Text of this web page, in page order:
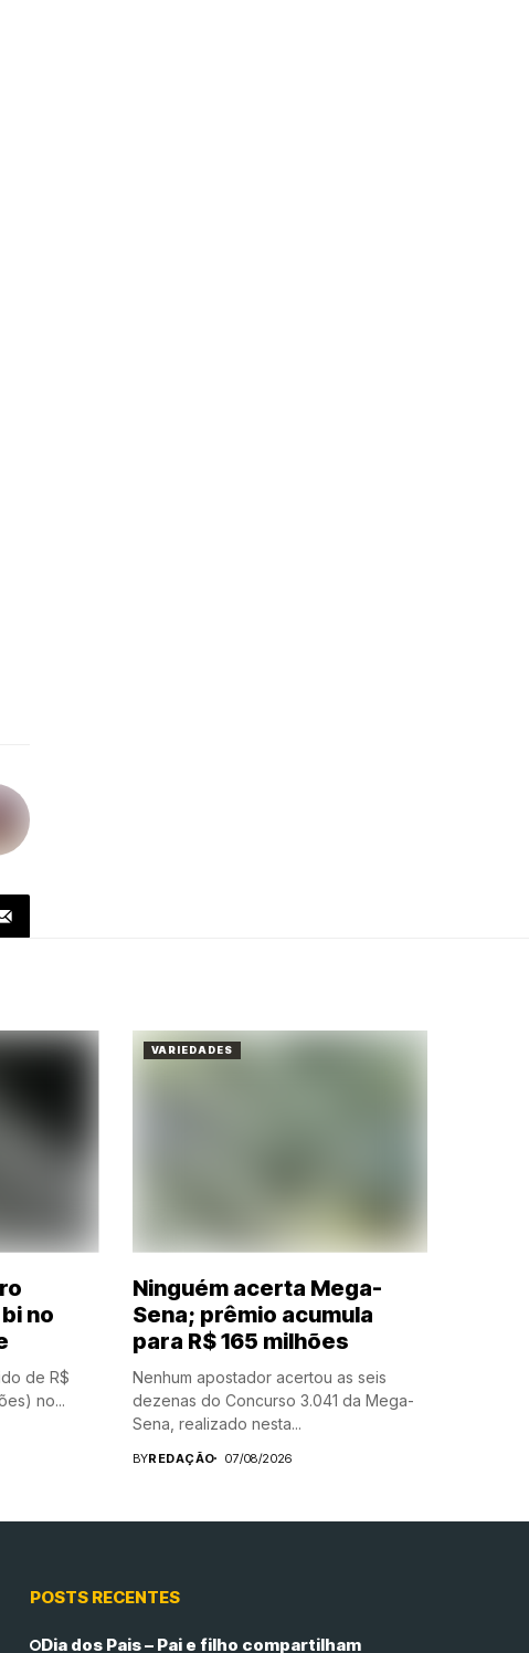
no
de R$
no...
VARIEDADES
Ninguém acerta Mega-
Sena; prêmio acumula
para R$ 165 milhões
Nenhum apostador acertou as seis
dezenas do Concurso 3.041 da Mega-
Sena, realizado nesta...
BYREDAÇÃO 07/08/2026
POSTS RECENTES
Dia dos Pais – Pai e filho compartilham